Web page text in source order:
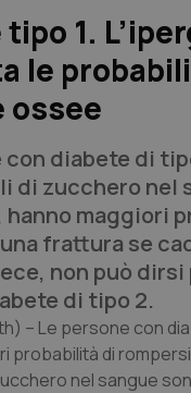
Sanitari.AI
1.
le
con diabete di
di zucchero nel
maggiori
frattura se
non può dirsi
di tipo 2.
– Le persone con
probabilità di
nel sangue